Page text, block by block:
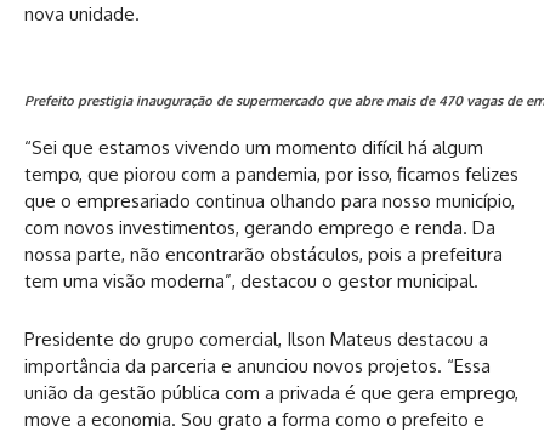
nova unidade.
Prefeito prestigia inauguração de supermercado que abre mais de 470 vagas de
“Sei que estamos vivendo um momento difícil há algum
tempo, que piorou com a pandemia, por isso, ficamos felizes
que o empresariado continua olhando para nosso município,
com novos investimentos, gerando emprego e renda. Da
nossa parte, não encontrarão obstáculos, pois a prefeitura
tem uma visão moderna”, destacou o gestor municipal.
Presidente do grupo comercial, Ilson Mateus destacou a
importância da parceria e anunciou novos projetos. “Essa
união da gestão pública com a privada é que gera emprego,
move a economia. Sou grato a forma como o prefeito e